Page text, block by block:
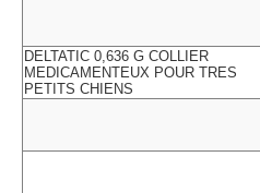
DELTATIC 0,636 G COLLIER
MEDICAMENTEUX POUR TRES
PETITS CHIENS